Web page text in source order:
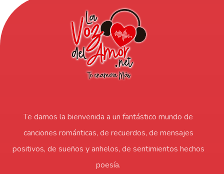
Te damos la bienvenida a un fantástico mundo de
canciones románticas, de recuerdos, de mensajes
positivos, de sueños y anhelos, de sentimientos hechos
poesía.